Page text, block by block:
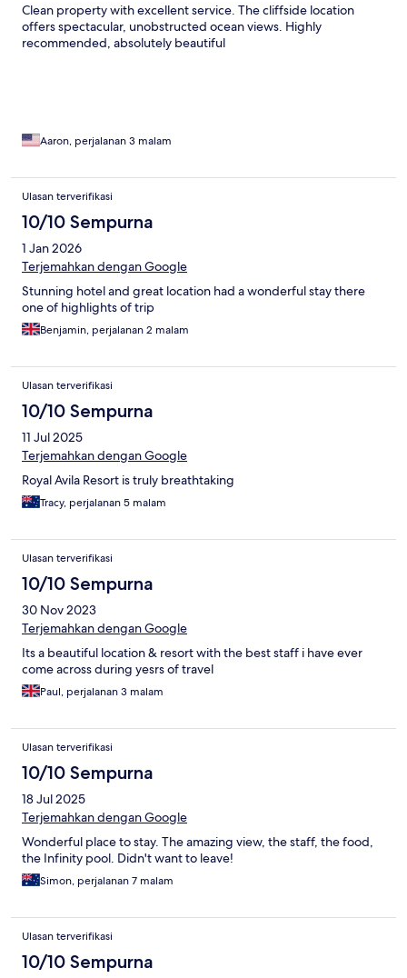
Clean property with excellent service. The cliffside location
offers spectacular, unobstructed ocean views. Highly
recommended, absolutely beautiful
Aaron, perjalanan 3 malam
Ulasan terverifikasi
10/10 Sempurna
1 Jan 2026
Terjemahkan dengan Google
Stunning hotel and great location had a wonderful stay there
one of highlights of trip
Benjamin, perjalanan 2 malam
Ulasan terverifikasi
10/10 Sempurna
11 Jul 2025
Terjemahkan dengan Google
Royal Avila Resort is truly breathtaking
Tracy, perjalanan 5 malam
Ulasan terverifikasi
10/10 Sempurna
30 Nov 2023
Terjemahkan dengan Google
Its a beautiful location & resort with the best staff i have ever
come across during yesrs of travel
Paul, perjalanan 3 malam
Ulasan terverifikasi
10/10 Sempurna
18 Jul 2025
Terjemahkan dengan Google
Wonderful place to stay. The amazing view, the staff, the food,
the Infinity pool. Didn't want to leave!
Simon, perjalanan 7 malam
Ulasan terverifikasi
10/10 Sempurna